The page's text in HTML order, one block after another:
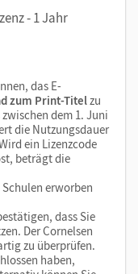
- 1 Jahr
das E-
zum Print-Titelzu
dem 1. Juni
die Nutzungsdauer
ein Lizenzcode
beträgt die
erworben
dass Sie
Der Cornelsen
zu überprüfen.
haben,